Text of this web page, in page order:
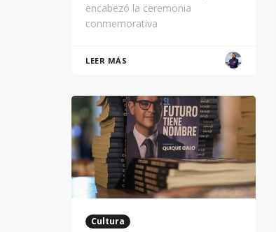
encabezó la ceremonia
conmemorativa
LEER MÁS
Cultura